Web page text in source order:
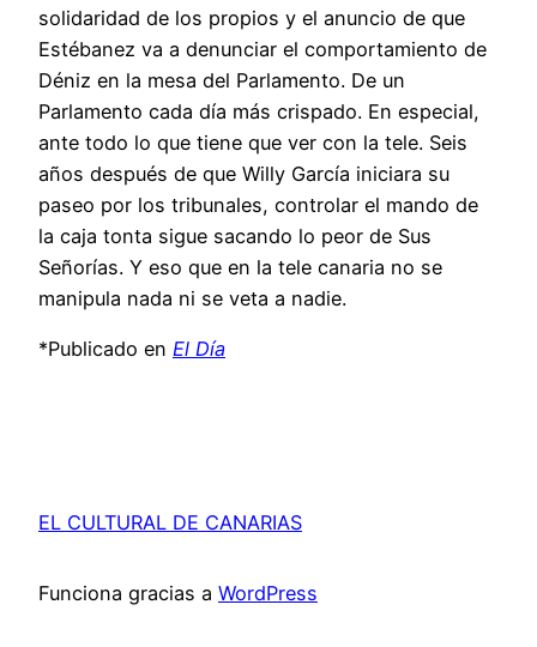
solidaridad de los propios y el anuncio de que
Estébanez va a denunciar el comportamiento de
Déniz en la mesa del Parlamento. De un
Parlamento cada día más crispado. En especial,
ante todo lo que tiene que ver con la tele. Seis
años después de que Willy García iniciara su
paseo por los tribunales, controlar el mando de
la caja tonta sigue sacando lo peor de Sus
Señorías. Y eso que en la tele canaria no se
manipula nada ni se veta a nadie.
*Publicado en El Día
EL CULTURAL DE CANARIAS
Funciona gracias a WordPress